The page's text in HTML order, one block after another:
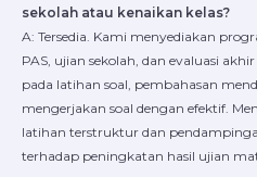
sekolah atau kenaikan kelas?
A: Tersedia. Kami menyediakan
PAS, ujian sekolah, dan evaluasi
pada latihan soal, pembahasan
mengerjakan soal dengan efektif.
latihan terstruktur dan
terhadap peningkatan hasil ujian